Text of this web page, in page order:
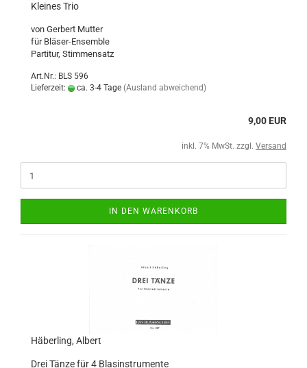
Kleines Trio
von Gerbert Mutter
für Bläser-Ensemble
Partitur, Stimmensatz
Art.Nr.: BLS 596
Lieferzeit:
ca. 3-4 Tage (Ausland abweichend)
9,00 EUR
inkl. 7% MwSt. zzgl. Versand
IN DEN WARENKORB
Häberling, Albert
Drei Tänze für 4 Blasinstrumente